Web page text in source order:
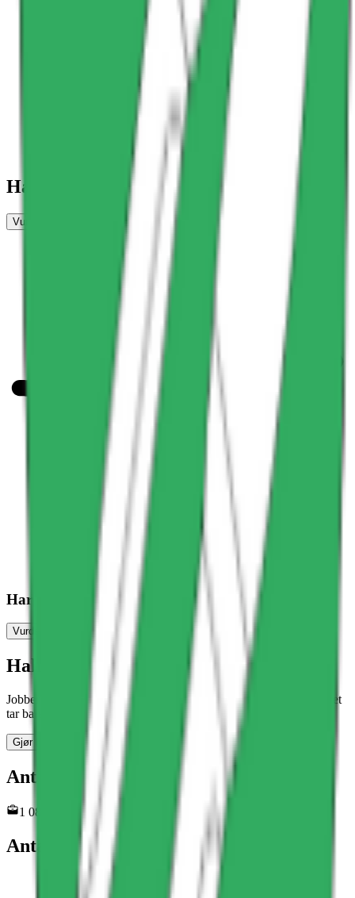
Har du erfaring som arbeidstaker her?
Vurder arbeidsplass
Har du søkt jobb her?
Vurder jobbsøkeropplevelse
Halloooooo?
Jobber det noen her, eller? Ingen har gjort krav på denne siden. Det
tar bare noen få tastetrykk.
Gjør krav på siden
Antall ansatte
1 081
Antall ansatte siste 12 måneder